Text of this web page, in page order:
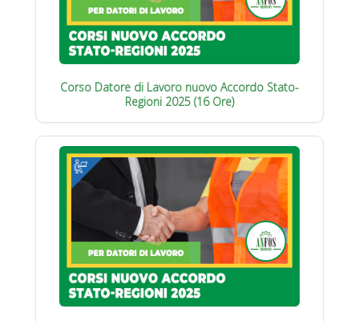
Corso Datore di Lavoro nuovo Accordo Stato-
Regioni 2025 (16 Ore)